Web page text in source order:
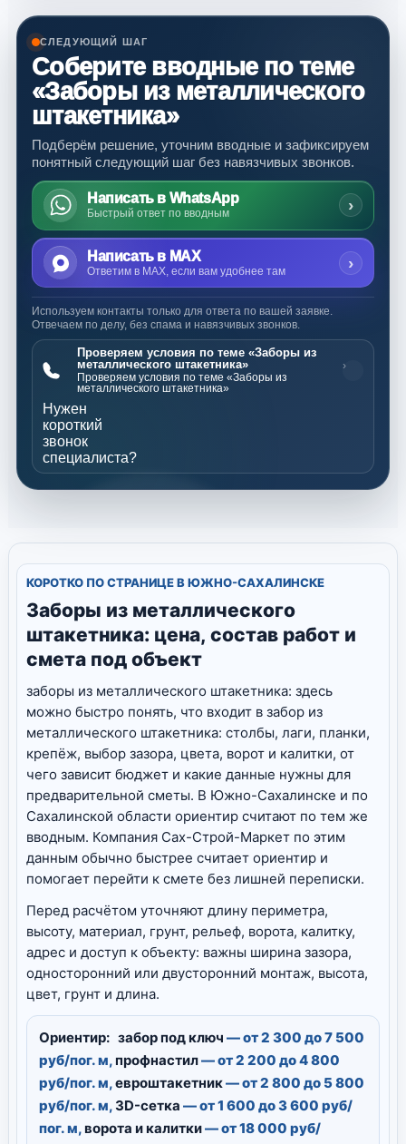
СЛЕДУЮЩИЙ ШАГ
Соберите вводные по теме
«Заборы из металлического
штакетника»
Подберём решение, уточним вводные и зафиксируем
понятный следующий шаг без навязчивых звонков.
Написать в WhatsApp
Быстрый ответ по вводным ›
Написать в MAX
Ответим в MAX, если вам удобнее там ›
Используем контакты только для ответа по вашей заявке.
Отвечаем по делу, без спама и навязчивых звонков.
Проверяем условия по теме «Заборы из
металлического штакетника»
Проверяем условия по теме «Заборы из
металлического штакетника»
›
Нужен
короткий
звонок
специалиста?
КОРОТКО ПО СТРАНИЦЕ В ЮЖНО-САХАЛИНСКЕ
Заборы из металлического
штакетника: цена, состав работ и
смета под объект
заборы из металлического штакетника: здесь
можно быстро понять, что входит в забор из
металлического штакетника: столбы, лаги, планки,
крепёж, выбор зазора, цвета, ворот и калитки, от
чего зависит бюджет и какие данные нужны для
предварительной сметы. В Южно-Сахалинске и по
Сахалинской области ориентир считают по тем же
вводным. Компания Сах-Строй-Маркет по этим
данным обычно быстрее считает ориентир и
помогает перейти к смете без лишней переписки.
Перед расчётом уточняют длину периметра,
высоту, материал, грунт, рельеф, ворота, калитку,
адрес и доступ к объекту: важны ширина зазора,
односторонний или двусторонний монтаж, высота,
цвет, грунт и длина.
Ориентир: забор под ключ — от 2 300 до 7 500
руб/пог. м,профнастил— от 2 200 до 4 800
руб/пог. м,евроштакетник— от 2 800 до 5 800
руб/пог. м, 3D-сетка — от 1 600 до 3 600 руб/
пог. м,ворота и калитки— от 18 000 руб/